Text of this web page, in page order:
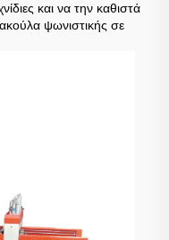
και να την καθιστά
ψωνιστικής σε